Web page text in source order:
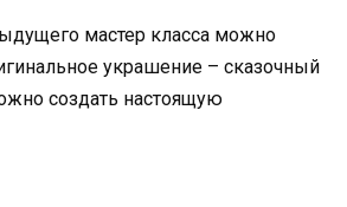
мастер класса можно
украшение – сказочный
создать настоящую